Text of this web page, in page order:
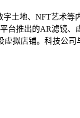
土地、NFT艺术等
推出的AR滤镜、
拟店铺。科技公司